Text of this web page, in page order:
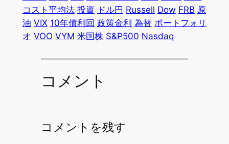
コスト平均法 投資 ドル円 Russell Dow FRB 原
油 VIX 10年債利回 政策金利 為替 ポートフォリ
オ VOO VYM 米国株 S&P500 Nasdaq
コメント
コメントを残す